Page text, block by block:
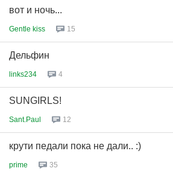
вот и ночь...
Gentle kiss 15
Дельфин
links234 4
SUNGIRLS!
Sant.Paul 12
крути педали пока не дали.. :)
prime 35